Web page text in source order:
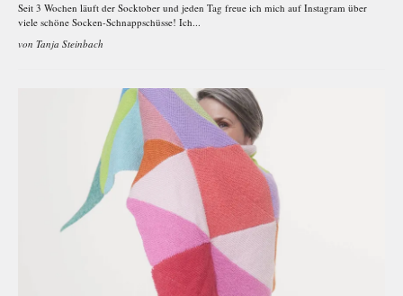
Seit 3 Wochen läuft der Socktober und jeden Tag freue ich mich auf Instagram über
viele schöne Socken-Schnappschüsse! Ich...
von Tanja Steinbach